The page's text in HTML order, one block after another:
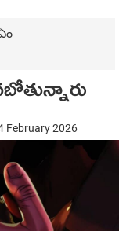
February 2026